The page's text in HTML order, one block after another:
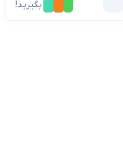
بگیرید!